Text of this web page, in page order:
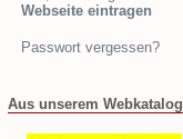
Webseite eintragen
Passwort vergessen?
Aus unserem Webkatalog